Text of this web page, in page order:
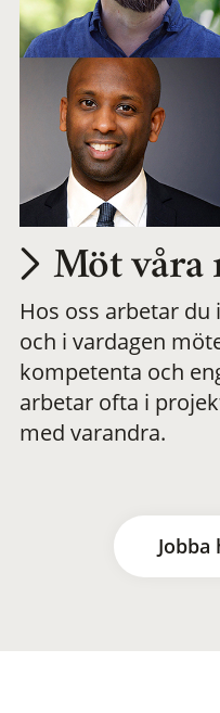
Möt våra
Hos oss arbetar
och i vardagen
kompetenta och
arbetar ofta i
med varandra.
Jobba